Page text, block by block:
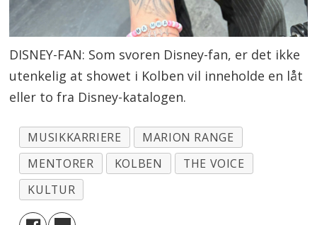
DISNEY-FAN: Som svoren Disney-fan, er det ikke
utenkelig at showet i Kolben vil inneholde en låt
eller to fra Disney-katalogen.
MUSIKKARRIERE
MARION RANGE
MENTORER
KOLBEN
THE VOICE
KULTUR